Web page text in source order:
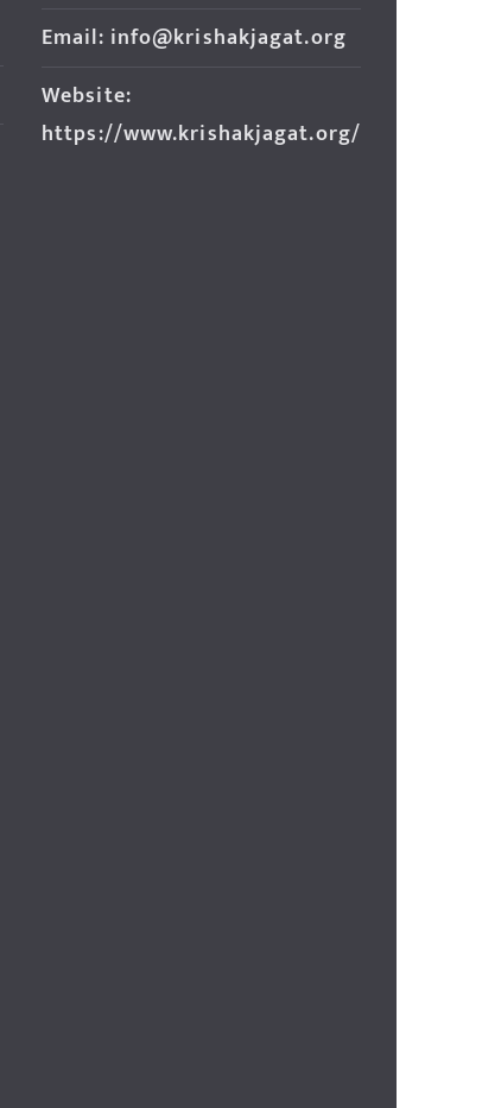
Email: info@krishakjagat.org
Website:
https://www.krishakjagat.org/